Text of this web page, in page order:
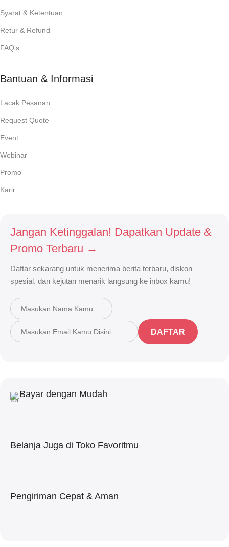
Syarat & Ketentuan
Retur & Refund
FAQ's
Bantuan & Informasi
Lacak Pesanan
Request Quote
Event
Webinar
Promo
Karir
Jangan Ketinggalan! Dapatkan Update &
Promo Terbaru →
Daftar sekarang untuk menerima berita terbaru, diskon
spesial, dan kejutan menarik langsung ke inbox kamu!
DAFTAR
Bayar dengan Mudah
Belanja Juga di Toko Favoritmu
Pengiriman Cepat & Aman